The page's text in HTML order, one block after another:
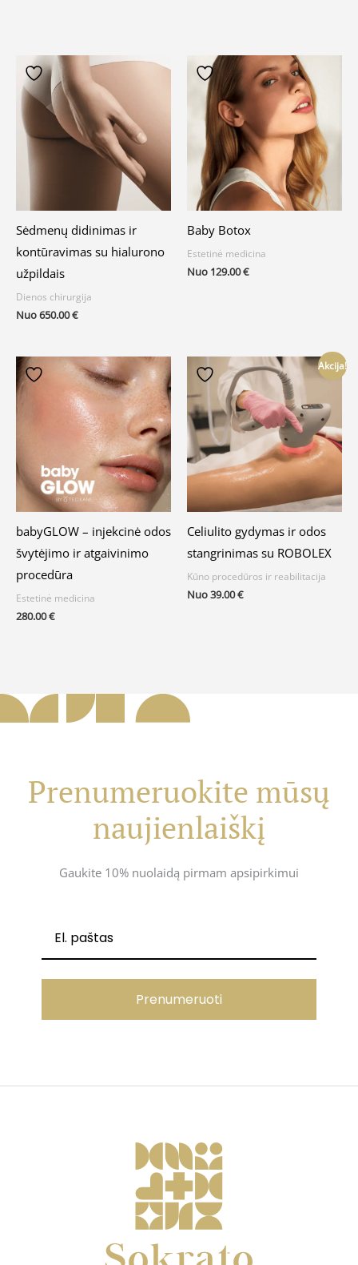
Sėdmenų didinimas ir
kontūravimas su hialurono
užpildais
Dienos chirurgija
Nuo650.00€
Baby Botox
Estetinė medicina
Nuo 129.00€
babyGLOW – injekcinė odos
švytėjimo ir atgaivinimo
procedūra
Estetinė medicina
280.00€
Akcija!
Celiulito gydymas ir odos
stangrinimas su ROBOLEX
Kūno procedūros ir reabilitacija
Nuo39.00€
Prenumeruokite mūsų
naujienlaiškį
Gaukite 10% nuolaidą pirmam apsipirkimui
Prenumeruoti